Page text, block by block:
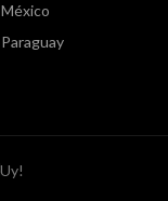
México
Paraguay